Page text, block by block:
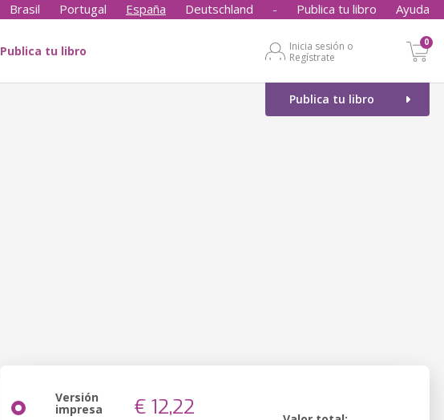
Brasil Portugal España Deutschland - Publica tu libro Ayuda
Publica tu libro
Inicia sesión o
Regístrate
0
Publica tu libro
Versión
impresa € 12,22